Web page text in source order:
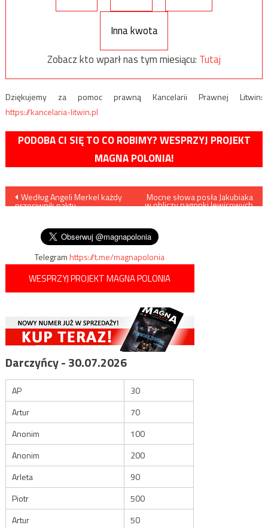
Inna kwota
Zobacz kto wparł nas tym miesiącu: Tutaj
Dziękujemy za pomoc prawną Kancelarii Prawnej Litwin:
https://kancelaria-litwin.pl
PODOBA CI SIĘ TO CO ROBIMY? WESPRZYJ PROJEKT
MAGNA POLONIA!
Nawigacja
Według Angeli Merkel każdy
przeciwnik paktu
Mocne słowa posła Jakubiaka
w obliczu nagonki lewicowych
Telegramhttps://t.me/magnapolonia
WESPRZYJ PROJEKT MAGNA POLONIA
Darczyńcy - 30.07.2026
AP
30
Artur
70
Anonim
100
Anonim
200
Arleta
90
Piotr
500
Artur
50